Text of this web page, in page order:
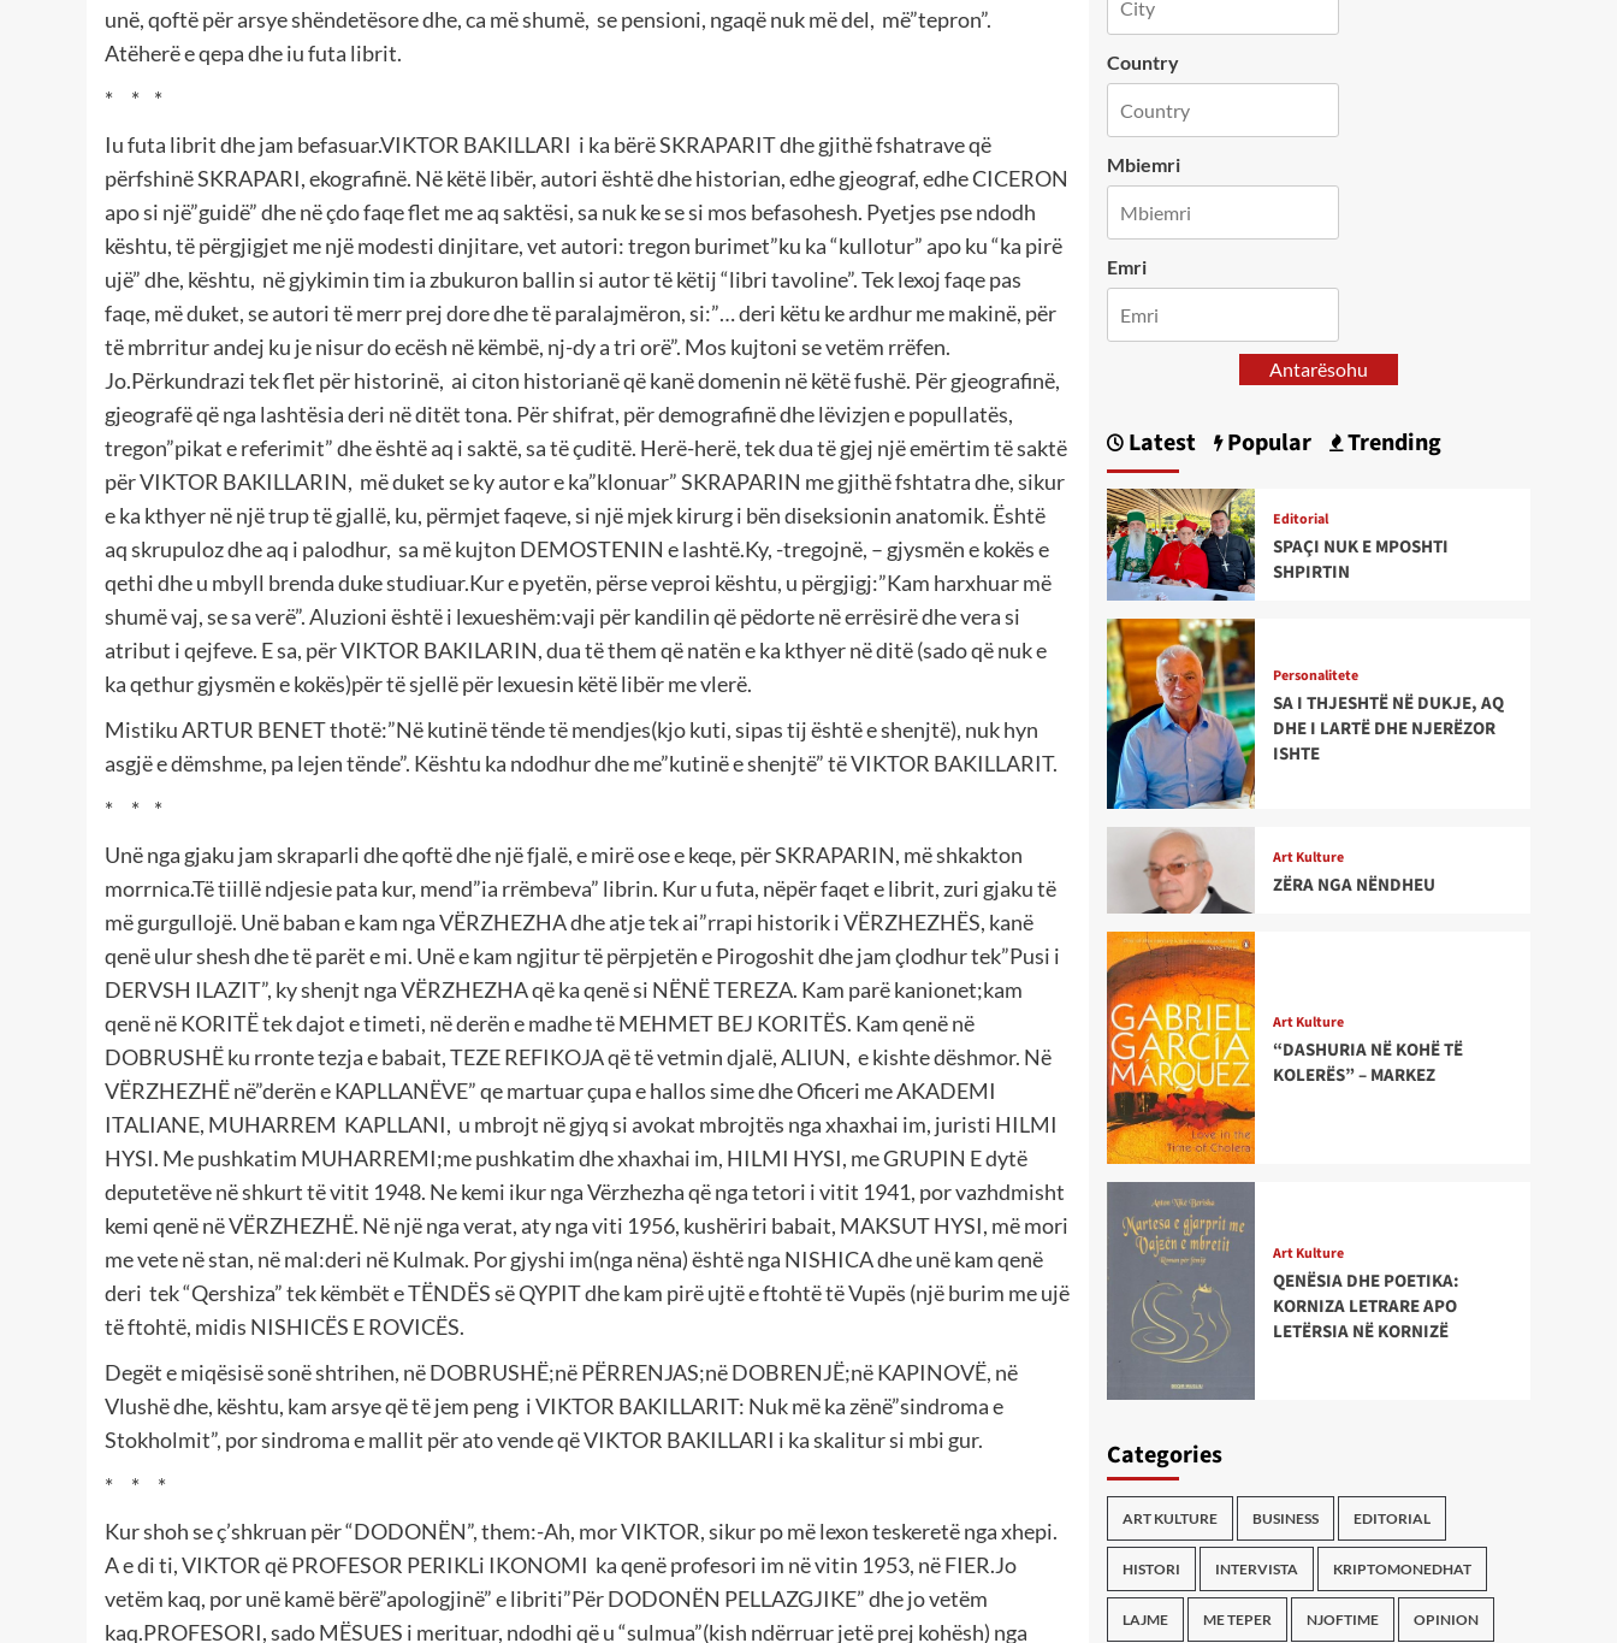
unë, qoftë për arsye shëndetësore dhe, ca më shumë, se pensioni, ngaqë nuk më del, më”tepron”.
Atëherë e qepa dhe iu futa librit.
* * *
Iu futa librit dhe jam befasuar.VIKTOR BAKILLARI i ka bërë SKRAPARIT dhe gjithë fshatrave që
përfshinë SKRAPARI, ekografinë. Në këtë libër, autori është dhe historian, edhe gjeograf, edhe CICERON
apo si një”guidë” dhe në çdo faqe flet me aq saktësi, sa nuk ke se si mos befasohesh. Pyetjes pse ndodh
kështu, të përgjigjet me një modesti dinjitare, vet autori: tregon burimet”ku ka “kullotur” apo ku “ka pirë
ujë” dhe, kështu, në gjykimin tim ia zbukuron ballin si autor të këtij “libri tavoline”. Tek lexoj faqe pas
faqe, më duket, se autori të merr prej dore dhe të paralajmëron, si:”… deri këtu ke ardhur me makinë, për
të mbrritur andej ku je nisur do ecësh në këmbë, nj-dy a tri orë”. Mos kujtoni se vetëm rrëfen.
Jo.Përkundrazi tek flet për historinë, ai citon historianë që kanë domenin në këtë fushë. Për gjeografinë,
gjeografë që nga lashtësia deri në ditët tona. Për shifrat, për demografinë dhe lëvizjen e popullatës,
tregon”pikat e referimit” dhe është aq i saktë, sa të çuditë. Herë-herë, tek dua të gjej një emërtim të saktë
për VIKTOR BAKILLARIN, më duket se ky autor e ka”klonuar” SKRAPARIN me gjithë fshtatra dhe, sikur
e ka kthyer në një trup të gjallë, ku, përmjet faqeve, si një mjek kirurg i bën diseksionin anatomik. Është
aq skrupuloz dhe aq i palodhur, sa më kujton DEMOSTENIN e lashtë.Ky, -tregojnë, – gjysmën e kokës e
qethi dhe u mbyll brenda duke studiuar.Kur e pyetën, përse veproi kështu, u përgjigj:”Kam harxhuar më
shumë vaj, se sa verë”. Aluzioni është i lexueshëm:vaji për kandilin që pëdorte në errësirë dhe vera si
atribut i qejfeve. E sa, për VIKTOR BAKILARIN, dua të them që natën e ka kthyer në ditë (sado që nuk e
ka qethur gjysmën e kokës)për të sjellë për lexuesin këtë libër me vlerë.
Mistiku ARTUR BENET thotë:”Në kutinë tënde të mendjes(kjo kuti, sipas tij është e shenjtë), nuk hyn
asgjë e dëmshme, pa lejen tënde”. Kështu ka ndodhur dhe me”kutinë e shenjtë” të VIKTOR BAKILLARIT.
* * *
Unë nga gjaku jam skraparli dhe qoftë dhe një fjalë, e mirë ose e keqe, për SKRAPARIN, më shkakton
morrnica.Të tiillë ndjesie pata kur, mend”ia rrëmbeva” librin. Kur u futa, nëpër faqet e librit, zuri gjaku të
më gurgullojë. Unë baban e kam nga VËRZHEZHA dhe atje tek ai”rrapi historik i VËRZHEZHËS, kanë
qenë ulur shesh dhe të parët e mi. Unë e kam ngjitur të përpjetën e Pirogoshit dhe jam çlodhur tek”Pusi i
DERVSH ILAZIT”, ky shenjt nga VËRZHEZHA që ka qenë si NËNË TEREZA. Kam parë kanionet;kam
qenë në KORITË tek dajot e timeti, në derën e madhe të MEHMET BEJ KORITËS. Kam qenë në
DOBRUSHË ku rronte tezja e babait, TEZE REFIKOJA që të vetmin djalë, ALIUN, e kishte dëshmor. Në
VËRZHEZHË në”derën e KAPLLANËVE” qe martuar çupa e hallos sime dhe Oficeri me AKADEMI
ITALIANE, MUHARREM KAPLLANI, u mbrojt në gjyq si avokat mbrojtës nga xhaxhai im, juristi HILMI
HYSI. Me pushkatim MUHARREMI;me pushkatim dhe xhaxhai im, HILMI HYSI, me GRUPIN E dytë
deputetëve në shkurt të vitit 1948. Ne kemi ikur nga Vërzhezha që nga tetori i vitit 1941, por vazhdmisht
kemi qenë në VËRZHEZHË. Në një nga verat, aty nga viti 1956, kushëriri babait, MAKSUT HYSI, më mori
me vete në stan, në mal:deri në Kulmak. Por gjyshi im(nga nëna) është nga NISHICA dhe unë kam qenë
deri tek “Qershiza” tek këmbët e TËNDËS së QYPIT dhe kam pirë ujtë e ftohtë të Vupës (një burim me ujë
të ftohtë, midis NISHICËS E ROVICËS.
Degët e miqësisë sonë shtrihen, në DOBRUSHË;në PËRRENJAS;në DOBRENJË;në KAPINOVË, në
Vlushë dhe, kështu, kam arsye që të jem peng i VIKTOR BAKILLARIT: Nuk më ka zënë”sindroma e
Stokholmit”, por sindroma e mallit për ato vende që VIKTOR BAKILLARI i ka skalitur si mbi gur.
* * *
Kur shoh se ç’shkruan për “DODONËN”, them:-Ah, mor VIKTOR, sikur po më lexon teskeretë nga xhepi.
A e di ti, VIKTOR që PROFESOR PERIKLi IKONOMI ka qenë profesori im në vitin 1953, në FIER.Jo
vetëm kaq, por unë kamë bërë”apologjinë” e libriti”Për DODONËN PELLAZGJIKE” dhe jo vetëm
kaq.PROFESORI, sado MËSUES i merituar, ndodhi që u “sulmua”(kish ndërruar jetë prej kohësh) nga
Country
Mbiemri
Emri
Antarësohu
Latest Popular Trending
Editorial
SPAÇI NUK E MPOSHTI
SHPIRTIN
Personalitete
SA I THJESHTË NË DUKJE, AQ
DHE I LARTË DHE NJERËZOR
ISHTE
Art Kulture
ZËRA NGA NËNDHEU
Art Kulture
“DASHURIA NË KOHË TË
KOLERËS” – MARKEZ
Art Kulture
QENËSIA DHE POETIKA:
KORNIZA LETRARE APO
LETËRSIA NË KORNIZË
Categories
ART KULTURE BUSINESS EDITORIAL
HISTORI INTERVISTA KRIPTOMONEDHAT
LAJME ME TEPER NJOFTIME OPINION